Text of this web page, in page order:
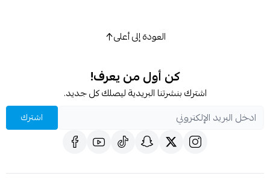
العودة إلى أعلى
كن أول من يعرف!
اشترك بنشرتنا البريدية ليصلك كل جديد.
اشترك